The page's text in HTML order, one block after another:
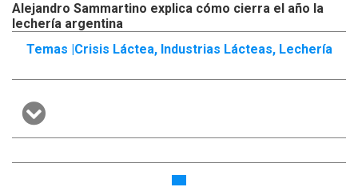
Alejandro Sammartino explica cómo cierra el año la
lechería argentina
Temas | Crisis Láctea, Industrias Lácteas, Lechería